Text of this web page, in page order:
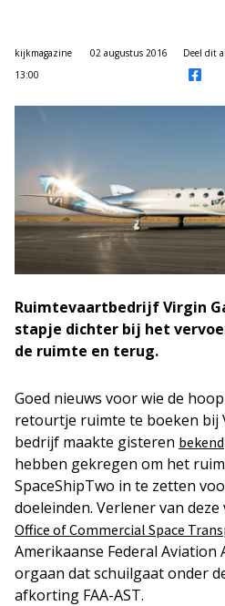
kijkmagazine
02 augustus 2016
13:00
Deel dit
Ruimtevaartbedrijf Virgin
stapje dichter bij het
de ruimte en terug.
Goed nieuws voor wie de
retourtje ruimte te boeken bij
bedrijf maakte gisteren bekend
hebben gekregen om het
SpaceShipTwo in te zetten
doeleinden. Verlener van
Office of Commercial Space
Amerikaanse Federal Aviation
orgaan dat schuilgaat onder
afkorting FAA-AST.